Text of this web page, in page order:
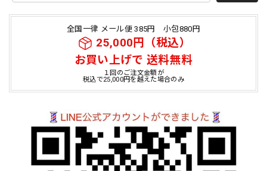
全国一律 メール便 385円 小包880円
25,000円（税込）
お買い上げで 送料無料
１回のご注文金額が
税込で25,000円を越えた場合のみ